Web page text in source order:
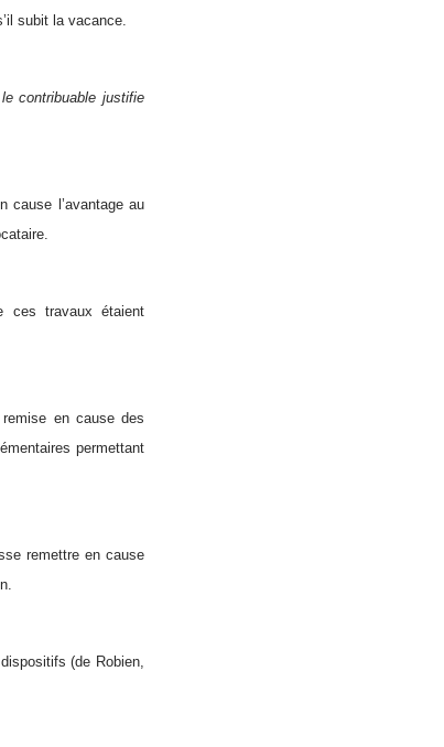
subit la vacance.
le contribuable justifie
cause l’avantage au
ces travaux étaient
en cause des
permettant
remettre en cause
(de Robien,